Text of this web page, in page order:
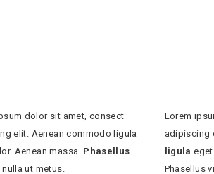
dolor sit amet, consect
elit. Aenean commodo ligula
Aenean massa. Phasellus
nulla ut metus.
Lorem
adipiscing
ligula
Phasellus